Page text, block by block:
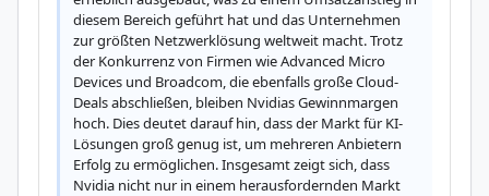
diesem Bereich geführt hat und das Unternehmen
zur größten Netzwerklösung weltweit macht. Trotz
der Konkurrenz von Firmen wie Advanced Micro
Devices und Broadcom, die ebenfalls große Cloud-
Deals abschließen, bleiben Nvidias Gewinnmargen
hoch. Dies deutet darauf hin, dass der Markt für KI-
Lösungen groß genug ist, um mehreren Anbietern
Erfolg zu ermöglichen. Insgesamt zeigt sich, dass
Nvidia nicht nur in einem herausfordernden Markt